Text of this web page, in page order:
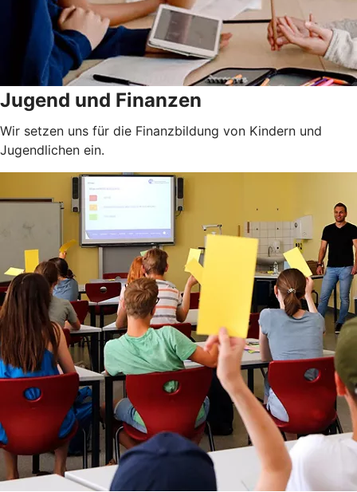
Jugend und Finanzen
Wir setzen uns für die Finanzbildung von Kindern und
Jugendlichen ein.